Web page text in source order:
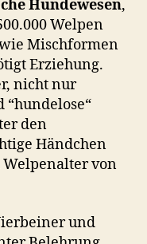
Hundewesen,
Welpen
Mischformen
Erziehung.
nicht nur
den
Händchen
von
und